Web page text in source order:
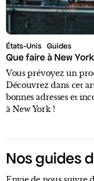
États-Unis Guides
Que faire à New
Vous prévoyez un
Découvrez dans cet
bonnes adresses et
à New York !
Nos guides